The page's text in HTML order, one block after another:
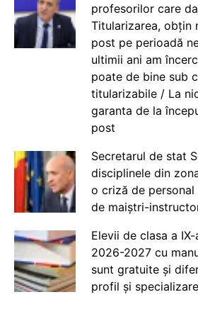
profesorilor care
Titularizarea, obțin
post pe perioadă
ultimii ani am
poate de bine sub
titularizabile / La
garanta de la
post
Secretarul de stat
disciplinele din
o criză de
de maiștri-
Elevii de clasa a
2026-2027 cu
sunt gratuite și
profil și specializare